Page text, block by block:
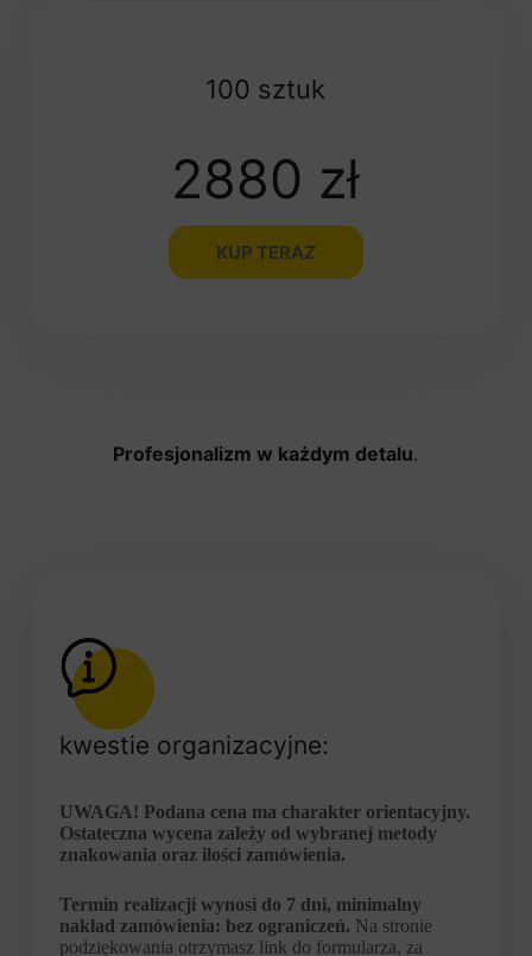
100 sztuk
2880 zł
KUP TERAZ
Profesjonalizm w każdym detalu.
kwestie organizacyjne:
UWAGA! Podana cena ma charakter orientacyjny.
Ostateczna wycena zależy od wybranej metody
znakowania oraz ilości zamówienia.
Termin realizacji wynosi do 7 dni, minimalny
nakład zamówienia: bez ograniczeń. Na stronie
podziękowania otrzymasz link do formularza, za